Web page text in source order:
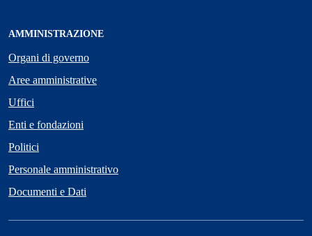
AMMINISTRAZIONE
Organi di governo
Aree amministrative
Uffici
Enti e fondazioni
Politici
Personale amministrativo
Documenti e Dati